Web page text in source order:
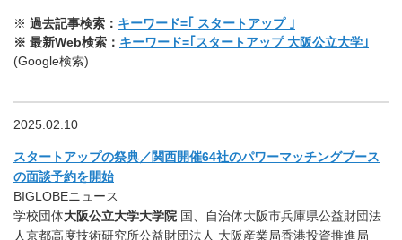
※ 過去記事検索： キーワード=｢ スタートアップ ｣
※ 最新Web検索： キーワード=｢スタートアップ 大阪公立大学｣
(Google検索)
2025.02.10
スタートアップの祭典／関西開催64社のパワーマッチングブース
の面談予約を開始
BIGLOBEニュース
学校団体大阪公立大学大学院 国、自治体大阪市兵庫県公益財団法
人京都高度技術研究所公益財団法人 大阪産業局香港投資推進局